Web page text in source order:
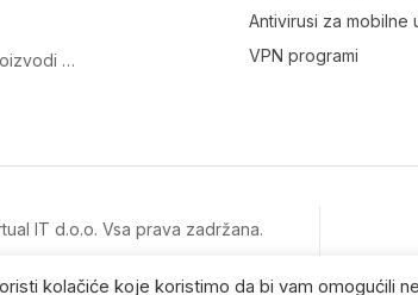
…
Antivirusi za mobilne
VPN programi
IT d.o.o. Vsa prava zadržana.
vlasništvo njihovih vlasnika.
kolačiće koje koristimo da bi vam omogućili